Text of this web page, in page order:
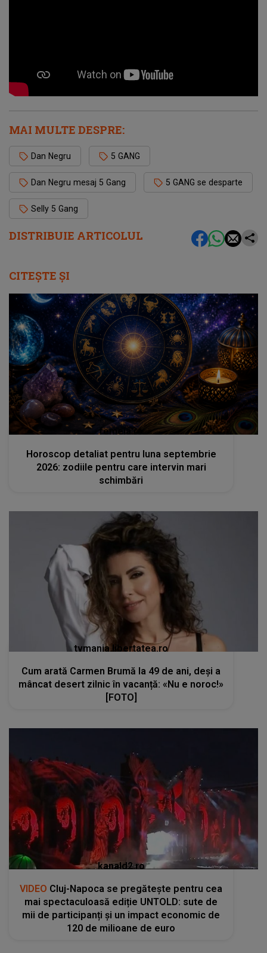
DISTRIBUIE ARTICOLUL
MAI MULTE DESPRE:
Dan Negru 5 GANG
Dan Negru mesaj 5 Gang 5 GANG se desparte
Selly 5 Gang
CITEȘTE ȘI
femeia.ro
Horoscop detaliat pentru luna septembrie
2026: zodiile pentru care intervin mari
schimbări
tvmania.libertatea.ro
Cum arată Carmen Brumă la 49 de ani, deși a
mâncat desert zilnic în vacanță: «Nu e noroc!»
[FOTO]
kanald2.ro
VIDEO Cluj-Napoca se pregătește pentru cea
mai spectaculoasă ediție UNTOLD: sute de
mii de participanți și un impact economic de
120 de milioane de euro